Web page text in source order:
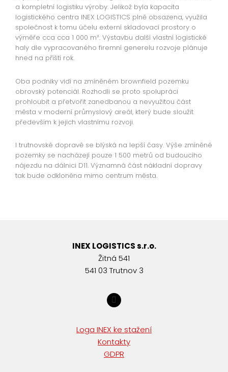
a kompletní logistiku výroby. Jelikož byla kapacita
logistického centra INEX LOGISTICS plně obsazena, využila
společnost k tomu účelu externí skladovací prostory o
výměře cca cca 1 000 m². Výstavbu další vlastní logistické
haly dle vypracovaného firemní generelu rozvoje plánuje
hned na příští rok.
Oba podniky vidí na zmíněném brownfield pozemku
obrovský potenciál. Rozhodli se proto spolupráci
prohloubit a přetvořit zanedbanou a nevyužitou část
města v moderní průmyslový areál, který bude sloužit
především k jejich vlastnímu rozvoji.
I trutnovské dopravě se blýská na lepší časy. Výše zmíněné
pozemky se nacházejí pouze 1 500 metrů od budoucího
nájezdu na dálnici D11. Významná část nákladní dopravy
tak bude odkloněna mimo centrum města.
INEX LOGISTICS s.r.o.
Žitná 541
541 03 Trutnov 3
Loga INEX ke stažení
Kontakty
GDPR